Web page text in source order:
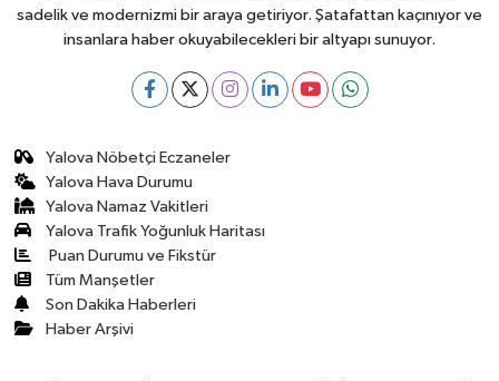
sadelik ve modernizmi bir araya getiriyor. Şatafattan kaçınıyor ve
insanlara haber okuyabilecekleri bir altyapı sunuyor.
Yalova Nöbetçi Eczaneler
Yalova Hava Durumu
Yalova Namaz Vakitleri
Yalova Trafik Yoğunluk Haritası
Puan Durumu ve Fikstür
Tüm Manşetler
Son Dakika Haberleri
Haber Arşivi